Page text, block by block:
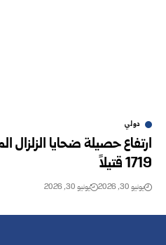
دولي
ارتفاع حصيلة ضحايا الزلزال
1719 قتيلاً
يونيو 30, 2026 يونيو 30, 2026